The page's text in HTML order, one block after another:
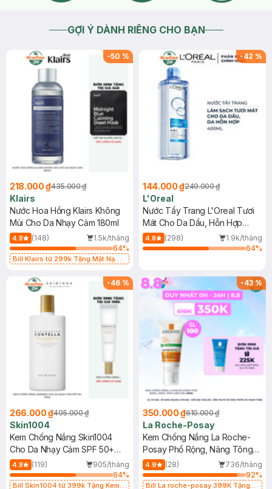
GỢI Ý DÀNH RIÊNG CHO BẠN
-50 %
218.000 ₫435.000 ₫
Klairs
Nước Hoa Hồng Klairs Không
Mùi Cho Da Nhạy Cảm 180ml
4.8 (148)
1.5k/tháng
64%
Bill Klairs từ 299k Tặng Mặt Nạ
25ml (SL Có Hạn)
-42 %
144.000 ₫249.000 ₫
L'Oreal
Nước Tẩy Trang L'Oreal Tươi
Mát Cho Da Dầu, Hỗn Hợp
400ml
4.8 (298)
1.9k/tháng
64%
-46 %
266.000 ₫495.000 ₫
Skin1004
Kem Chống Nắng Skin1004
Cho Da Nhạy Cảm SPF 50+
50ml
4.8 (119)
905/tháng
64%
Bill Skin1004 từ 399k Tặng Kem
-43%
350.000 ₫610.000 ₫
La Roche-Posay
Kem Chống Nắng La Roche-
Posay Phổ Rộng, Nâng Tông
Kiềm Dầu 50ml
4.9 (28)
736/tháng
92%
Bill La roche-posay 399K Tặng